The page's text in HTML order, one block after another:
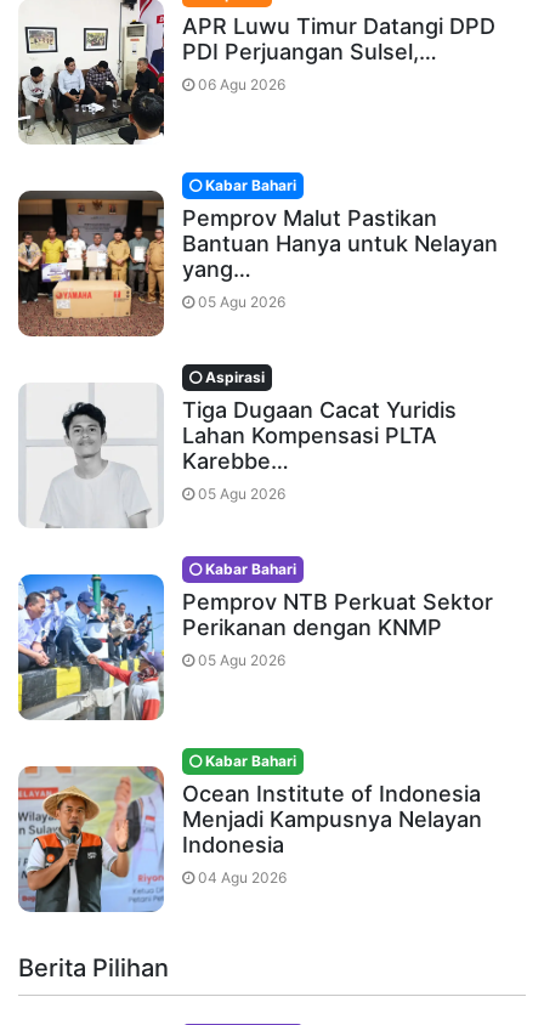
APR Luwu Timur Datangi DPD
PDI Perjuangan Sulsel,…
06 Agu 2026
Kabar Bahari
Pemprov Malut Pastikan
Bantuan Hanya untuk Nelayan
yang…
05 Agu 2026
Aspirasi
Tiga Dugaan Cacat Yuridis
Lahan Kompensasi PLTA
Karebbe…
05 Agu 2026
Kabar Bahari
Pemprov NTB Perkuat Sektor
Perikanan dengan KNMP
05 Agu 2026
Kabar Bahari
Ocean Institute of Indonesia
Menjadi Kampusnya Nelayan
Indonesia
04 Agu 2026
Berita Pilihan